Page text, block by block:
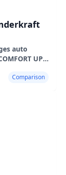
auto
UP,
Comparison